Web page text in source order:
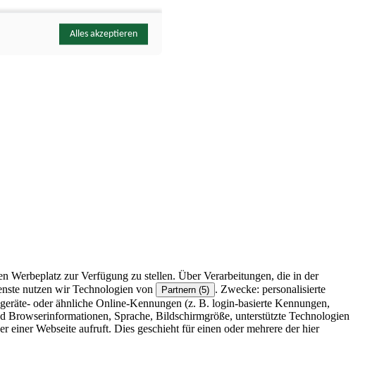
zur Verfügung zu stellen. Über Verarbeitungen, die in der
nutzen wir Technologien von Partnern (5) . Zwecke: personalisierte
oder ähnliche Online-Kennungen (z. B. login-basierte Kennungen,
Sprache, Bildschirmgröße, unterstützte Technologien
einer Webseite aufruft. Dies geschieht für einen oder mehrere der hier
Alles akzeptieren